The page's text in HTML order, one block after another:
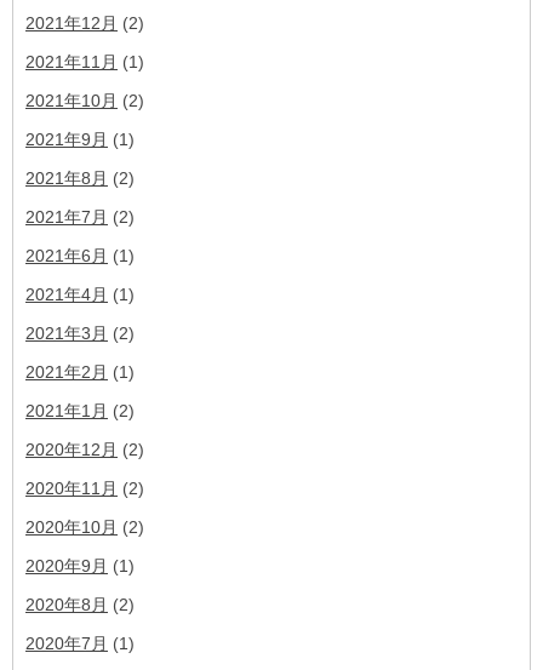
2021年12月 (2)
2021年11月 (1)
2021年10月 (2)
2021年9月 (1)
2021年8月 (2)
2021年7月 (2)
2021年6月 (1)
2021年4月 (1)
2021年3月 (2)
2021年2月 (1)
2021年1月 (2)
2020年12月 (2)
2020年11月 (2)
2020年10月 (2)
2020年9月 (1)
2020年8月 (2)
2020年7月 (1)